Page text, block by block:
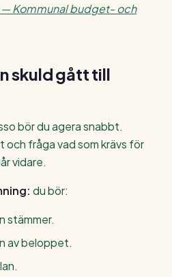
Kommunal budget- och
skuld gått till
bör du agera snabbt.
fråga vad som krävs för
vidare.
du bör:
stämmer.
av beloppet.